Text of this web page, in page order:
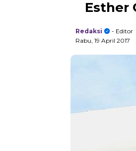
Esther
Redaksi
- Editor
Rabu, 19 April 2017